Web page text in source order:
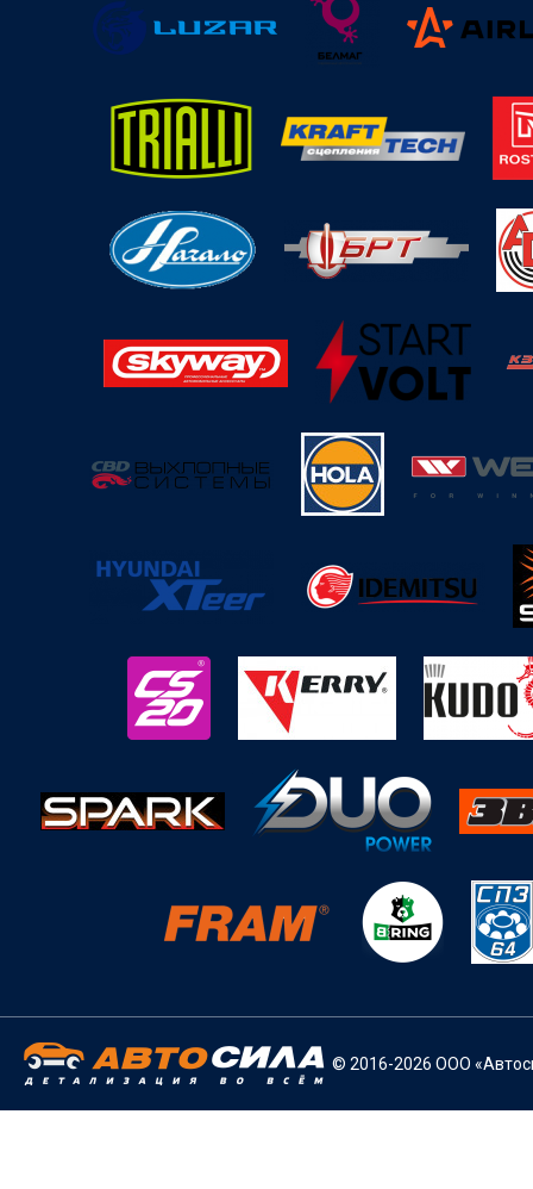
© 2016-2026 ООО